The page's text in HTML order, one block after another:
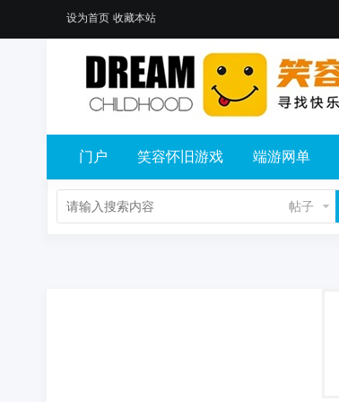
设为首页 收藏本站
门户 笑容怀旧游戏 端游网单
帖子